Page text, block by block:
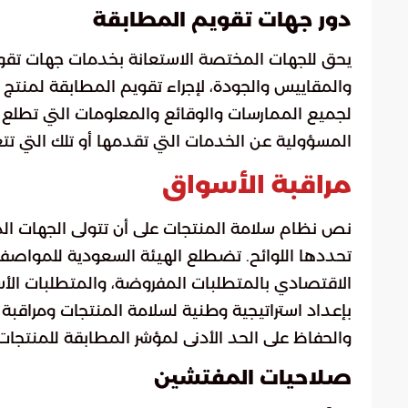
دور جهات تقويم المطابقة
يحق للجهات المختصة الاستعانة بخدمات جهات
والمقاييس والجودة، لإجراء تقويم المطابقة
لجميع الممارسات والوقائع والمعلومات التي
المسؤولية عن الخدمات التي تقدمها أو تلك التي
مراقبة الأسواق
نص نظام سلامة المنتجات على أن تتولى الجهات
تحددها اللوائح. تضطلع الهيئة السعودية
الاقتصادي بالمتطلبات المفروضة، والمتطلبات
بإعداد استراتيجية وطنية لسلامة المنتجات
والحفاظ على الحد الأدنى لمؤشر المطابقة
صلاحيات المفتشين